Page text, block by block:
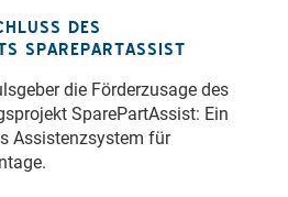
DES
SPAREPARTASSIST
die Förderzusage des
SparePartAssist: Ein
Assistenzsystem für